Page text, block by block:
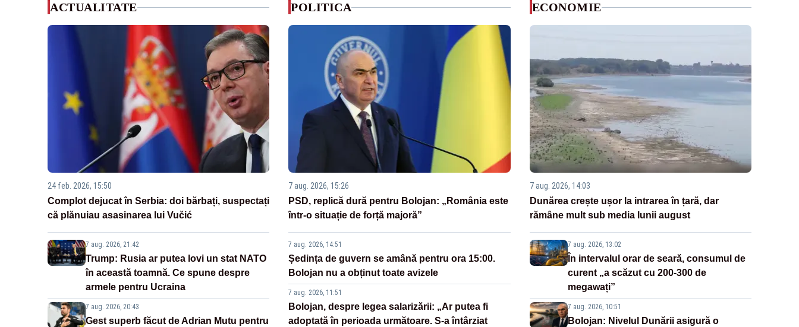
ACTUALITATE
24 feb. 2026, 15:50
Complot dejucat în Serbia: doi bărbați, suspectați
că plănuiau asasinarea lui Vučić
7 aug. 2026, 21:42
Trump: Rusia ar putea lovi un stat NATO
în această toamnă. Ce spune despre
armele pentru Ucraina
7 aug. 2026, 20:43
Gest superb făcut de Adrian Mutu pentru
POLITICA
7 aug. 2026, 15:26
PSD, replică dură pentru Bolojan: „România este
într-o situație de forță majoră”
7 aug. 2026, 14:51
Ședința de guvern se amână pentru ora 15:00.
Bolojan nu a obținut toate avizele
7 aug. 2026, 11:51
Bolojan, despre legea salarizării: „Ar putea fi
adoptată în perioada următoare. S-a întârziat
ECONOMIE
7 aug. 2026, 14:03
Dunărea crește ușor la intrarea în țară, dar
rămâne mult sub media lunii august
7 aug. 2026, 13:02
În intervalul orar de seară, consumul de
curent „a scăzut cu 200-300 de
megawați”
7 aug. 2026, 10:51
Bolojan: Nivelul Dunării asigură o